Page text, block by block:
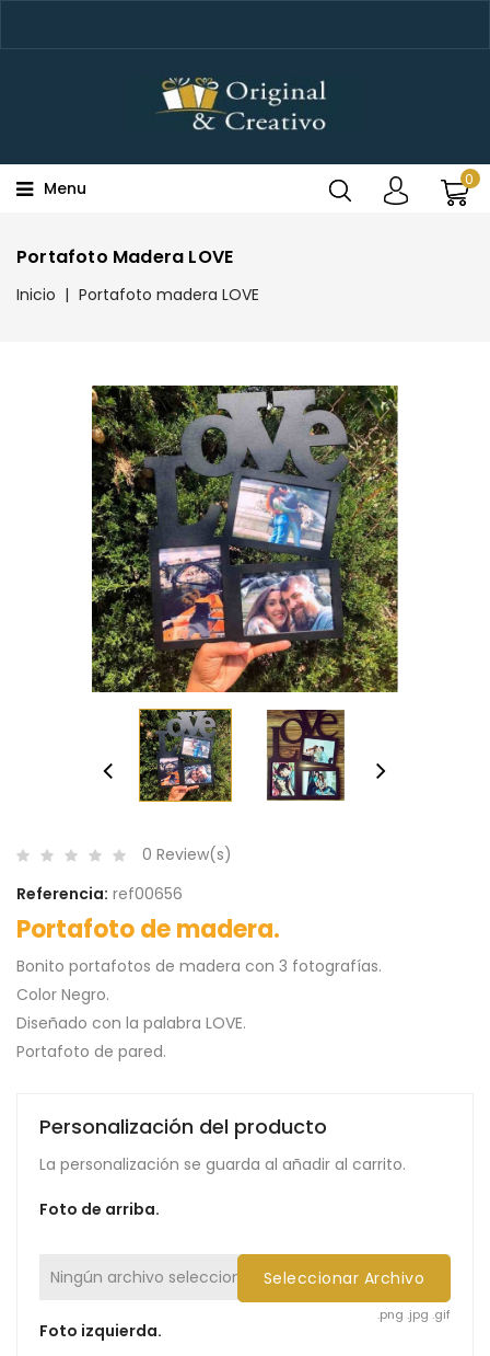
0
Menu
Portafoto Madera LOVE
Inicio Portafoto madera LOVE
0 Review(s)
Referencia: ref00656
Portafoto de madera.
Bonito portafotos de madera con 3 fotografías.
Color Negro.
Diseñado con la palabra LOVE.
Portafoto de pared.
Personalización del producto
La personalización se guarda al añadir al carrito.
Foto de arriba.
Ningún archivo seleccionadoSeleccionar Archivo
.png .jpg .gif
Foto izquierda.